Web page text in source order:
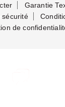
Garantie
sécurité
de